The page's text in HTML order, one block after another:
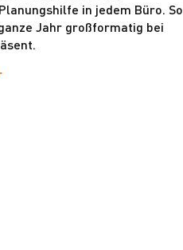
in jedem Büro. So
Jahr großformatig bei